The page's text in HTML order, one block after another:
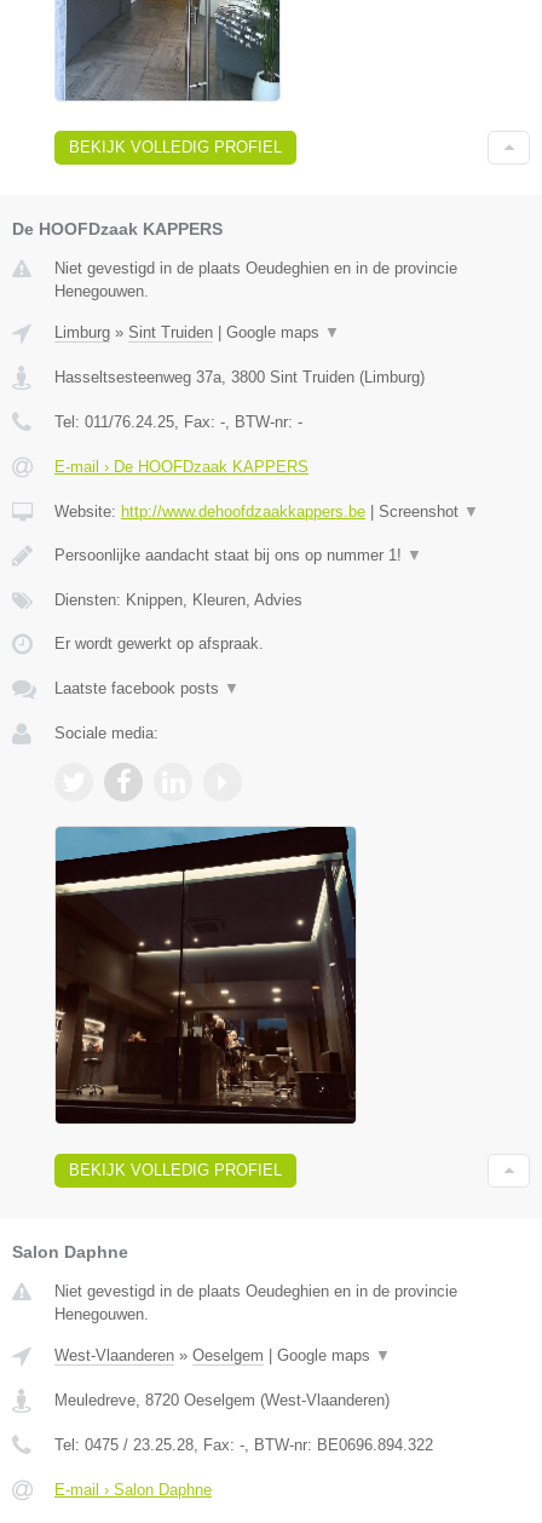
BEKIJK VOLLEDIG PROFIEL
De HOOFDzaak KAPPERS
Niet gevestigd in de plaats Oeudeghien en in de provincie
Henegouwen.
Limburg » Sint Truiden Google maps ▼
Hasseltsesteenweg 37a, 3800 Sint Truiden (Limburg)
Tel: 011/76.24.25, Fax: -, BTW-nr: -
E-mail › De HOOFDzaak KAPPERS
Website: http://www.dehoofdzaakkappers.be Screenshot ▼
Persoonlijke aandacht staat bij ons op nummer 1! ▼
Diensten: Knippen, Kleuren, Advies
Er wordt gewerkt op afspraak.
Laatste facebook posts ▼
Sociale media:
BEKIJK VOLLEDIG PROFIEL
Salon Daphne
Niet gevestigd in de plaats Oeudeghien en in de provincie
Henegouwen.
West-Vlaanderen » Oeselgem | Google maps ▼
Meuledreve 8720 Oeselgem (West-Vlaanderen)
Tel: 0475 / 23.25.28 , Fax: - , BTW-nr: BE0696.894.322
E-mail › Salon Daphne